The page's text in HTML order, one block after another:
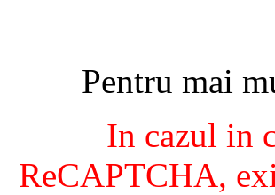
Pentru mai
In cazul in
ReCAPTCHA,